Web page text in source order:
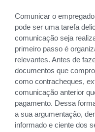
Comunicar o
pode ser uma tarefa
comunicação seja
primeiro passo é
relevantes. Antes de
documentos que
como contracheques,
comunicação anterior
pagamento. Dessa
a sua argumentação,
informado e ciente dos